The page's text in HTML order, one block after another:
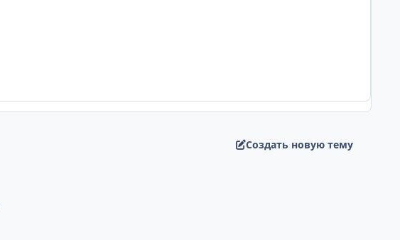
Создать новую тему